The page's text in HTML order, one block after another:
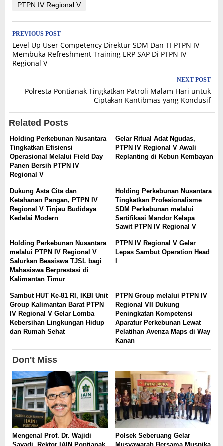
PTPN IV Regional V
Post
navigation
PREVIOUS POST
Level Up User Competency Direktur SDM Dan TI PTPN IV
Membuka Refreshment Training ERP SAP Di PTPN IV
Regional V
NEXT POST
Polresta Pontianak Tingkatkan Patroli Malam Hari untuk
Ciptakan Kantibmas yang Kondusif
Related Posts
Holding Perkebunan Nusantara
Tingkatkan Efisiensi
Operasional Melalui Field Day
Panen Bersih PTPN IV
Regional V
Gelar Ritual Adat Ngudas,
PTPN IV Regional V Awali
Replanting di Kebun Kembayan
Dukung Asta Cita dan
Ketahanan Pangan, PTPN IV
Regional V Tinjau Budidaya
Kedelai Modern
Holding Perkebunan Nusantara
Tingkatkan Profesionalisme
SDM Perkebunan melalui
Sertifikasi Mandor Kelapa
Sawit PTPN IV Regional V
Holding Perkebunan Nusantara
melalui PTPN IV Regional V
Salurkan Beasiswa TJSL bagi
Mahasiswa Berprestasi di
Kalimantan Timur
PTPN IV Regional V Gelar
Lepas Sambut Operation Head
Sambut HUT Ke-81 RI, IKBI Unit
Group Kalimantan Barat PTPN
IV Regional V Gelar Lomba
Kebersihan Lingkungan Hidup
dan Rumah Sehat
PTPN Group melalui PTPN IV
Regional VII Dukung
Peningkatan Kompetensi
Aparatur Perkebunan Lewat
Pelatihan Avenza Maps di Way
Kanan
Don't Miss
Mengenal Prof. Dr. Wajidi
Sayadi, Rektor IAIN Pontianak
Polsek Seberuang Gelar
Musyawarah Bersama Muspika